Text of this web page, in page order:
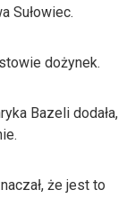
Sułowiec.
dożynek.
Bazeli dodała,
że jest to